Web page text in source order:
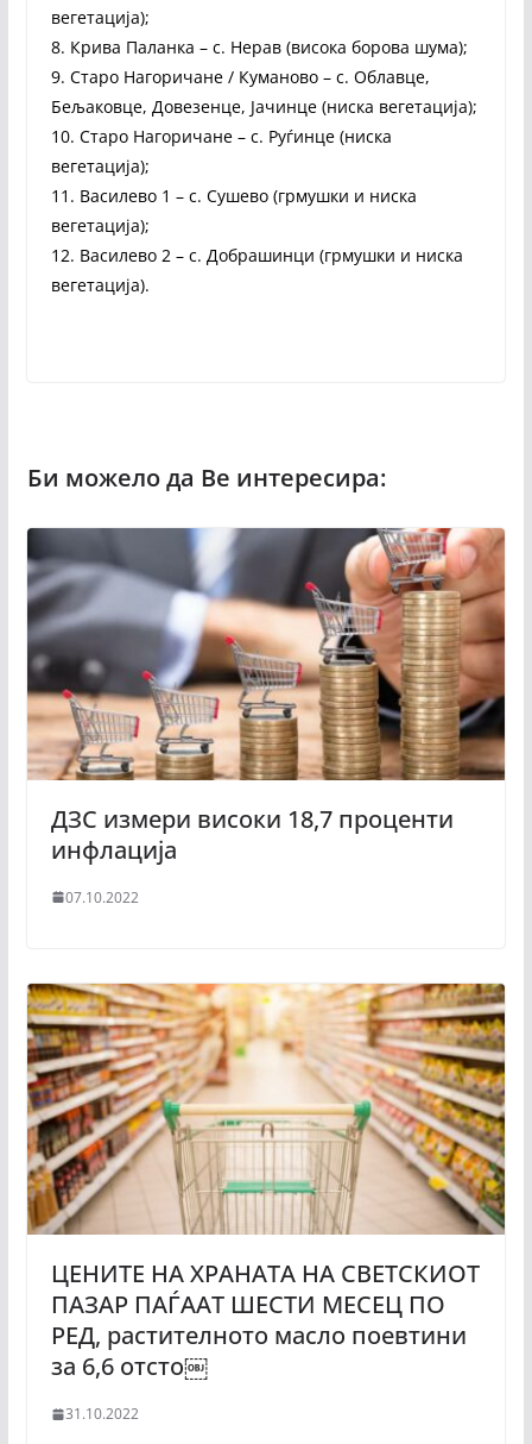
вегетација);
8. Крива Паланка – с. Нерав (висока борова шума);
9. Старо Нагоричане / Куманово – с. Облавце,
Бељаковце, Довезенце, Јачинце (ниска вегетација);
10. Старо Нагоричане – с. Руѓинце (ниска
вегетација);
11. Василево 1 – с. Сушево (грмушки и ниска
вегетација);
12. Василево 2 – с. Добрашинци (грмушки и ниска
вегетација).
ДЗС измери високи 18,7 проценти
инфлација
07.10.2022
ЦЕНИТЕ НА ХРАНАТА НА СВЕТСКИОТ
ПАЗАР ПАЃААТ ШЕСТИ МЕСЕЦ ПО
РЕД, растителното масло поевтини
за 6,6 отсто￼
31.10.2022